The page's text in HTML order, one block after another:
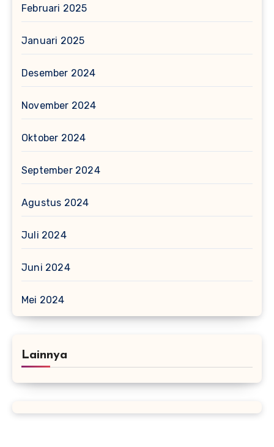
Februari 2025
Januari 2025
Desember 2024
November 2024
Oktober 2024
September 2024
Agustus 2024
Juli 2024
Juni 2024
Mei 2024
Lainnya